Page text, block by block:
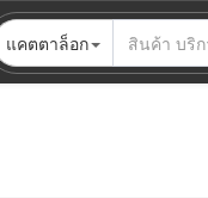
แคตตาล็อก